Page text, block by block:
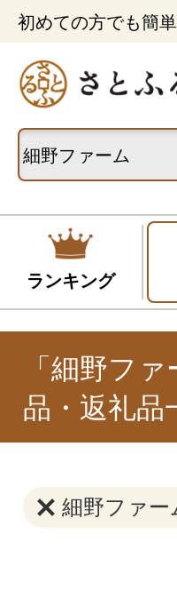
初めての方でも簡
ランキング
「細野フ
品・返礼品
細野ファー